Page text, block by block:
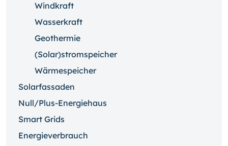
Windkraft
Wasserkraft
Geothermie
(Solar)stromspeicher
Wärmespeicher
Solarfassaden
Null/Plus-Energiehaus
Smart Grids
Energieverbrauch